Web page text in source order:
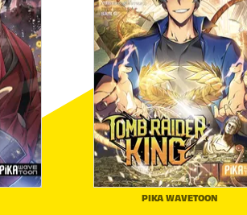
PIKA WAVETOON